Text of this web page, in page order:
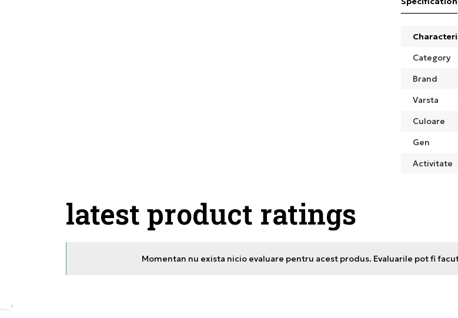
Category
Brand
Varsta
Culoare
Gen
Activitate
latest product ratings
Momentan nu exista nicio evaluare pentru acest produs. Evaluarile pot fi